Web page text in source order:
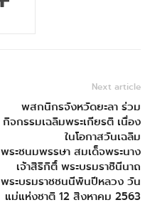
Next article
พสกนิกรจังหวัดยะลา ร่วม
กิจกรรมเฉลิมพระเกียรติ เนื่อง
ในโอกาสวันเฉลิม
พระชนมพรรษา สมเด็จพระนาง
เจ้าสิริกิติ์ พระบรมราชินีนาถ
พระบรมราชชนนีพันปีหลวง วัน
แม่แห่งชาติ 12 สิงหาคม 2563